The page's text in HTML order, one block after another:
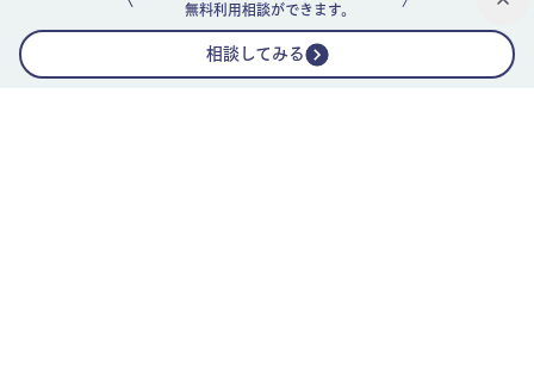
無料利用相談ができます。
相談してみる